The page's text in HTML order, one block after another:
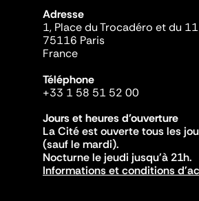
Adresse
1, Place du Trocadéro et du
75116 Paris
France
Téléphone
+33 1 58 51 52 00
Jours et heures d'ouverture
La Cité est ouverte tous les
(sauf le mardi).
Nocturne le jeudi jusqu'à 21h.
Informations et conditions